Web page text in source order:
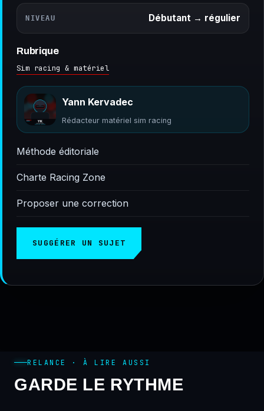
NIVEAU Débutant → régulier
Rubrique
Sim racing & matériel
Yann Kervadec
Rédacteur matériel sim racing
Méthode éditoriale
Charte Racing Zone
Proposer une correction
SUGGÉRER UN SUJET
RELANCE · À LIRE AUSSI
GARDE LE RYTHME